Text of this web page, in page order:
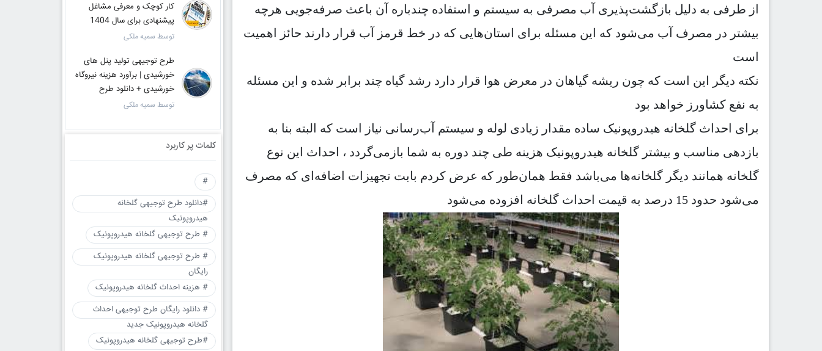
از طرفی به دلیل بازگشت‌پذیری آب مصرفی به سیستم و استفاده چندباره آن باعث صرفه‌جویی هرچه
بیشتر در مصرف آب می‌شود که این مسئله برای استان‌هایی که در خط قرمز آب قرار دارند حائز اهمیت
است
نکته دیگر این است که چون ریشه گیاهان در معرض هوا قرار دارد رشد گیاه چند برابر شده و این مسئله
به نفع کشاورز خواهد بود
برای احداث گلخانه هیدروپونیک ساده مقدار زیادی لوله و سیستم آب‌رسانی نیاز است که البته بنا به
بازدهی مناسب و بیشتر گلخانه هیدروپونیک هزینه طی چند دوره به شما بازمی‌گردد ، احداث این نوع
گلخانه همانند دیگر گلخانه‌ها می‌باشد فقط همان‌طور که عرض کردم بابت تجهیزات اضافه‌ای که مصرف
می‌شود حدود 15 درصد به قیمت احداث گلخانه افزوده می‌شود
کار کوچک و معرفی مشاغل
پیشنهادی برای سال 1404
توسط سمیه ملکی
طرح توجیهی تولید پنل های
خورشیدی | برآورد هزینه نیروگاه
خورشیدی + دانلود طرح
توسط سمیه ملکی
کلمات پر کاربرد
#
#دانلود طرح توجیهی گلخانه
هیدروپونیک
# طرح توجیهی گلخانه هیدروپونیک
# طرح توجیهی گلخانه هیدروپونیک
رایگان
# هزینه احداث گلخانه هیدروپونیک
# دانلود رایگان طرح توجیهی احداث
گلخانه هیدروپونیک جدید
#طرح توجیهی گلخانه هیدروپونیک